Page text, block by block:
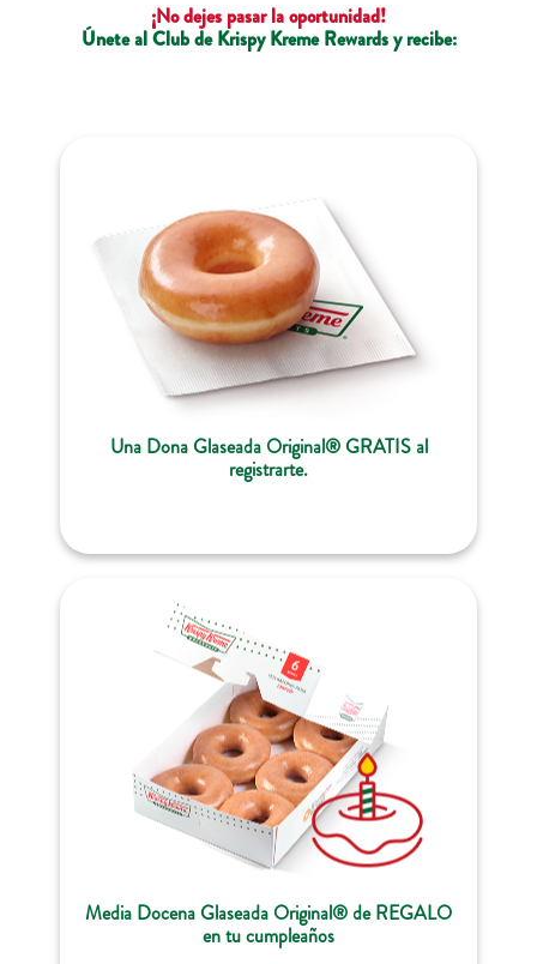
¡No dejes pasar la oportunidad!
Únete al Club de Krispy Kreme Rewards y recibe:
Una Dona Glaseada Original® GRATIS al
registrarte.
Media Docena Glaseada Original® de REGALO
en tu cumpleaños